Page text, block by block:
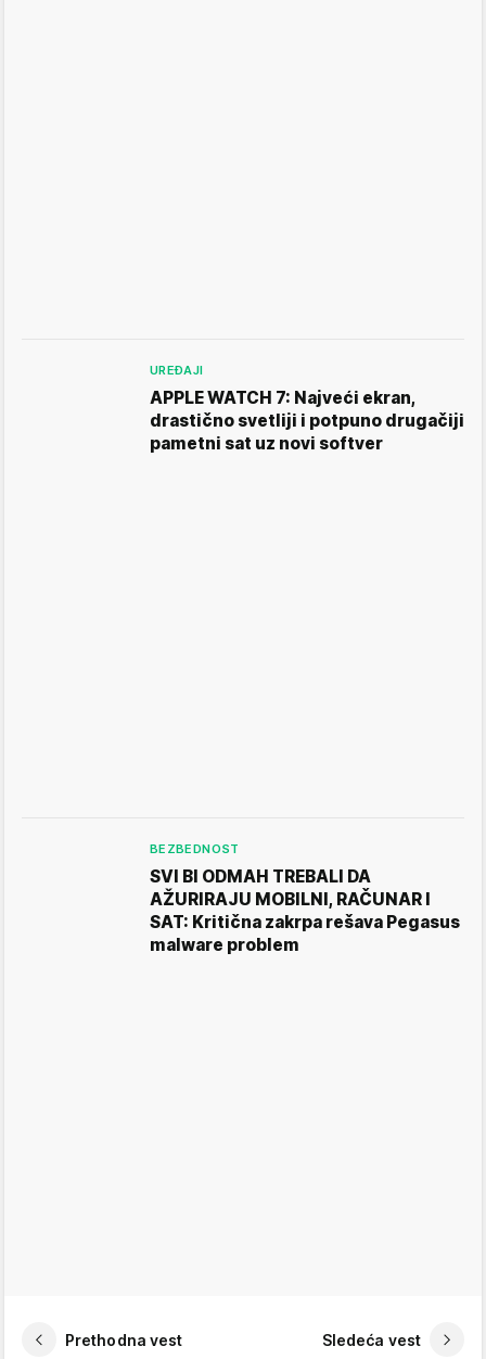
UREĐAJI
APPLE WATCH 7: Najveći ekran,
drastično svetliji i potpuno drugačiji
pametni sat uz novi softver
BEZBEDNOST
SVI BI ODMAH TREBALI DA
AŽURIRAJU MOBILNI, RAČUNAR I
SAT: Kritična zakrpa rešava Pegasus
malware problem
Prethodna vest Sledeća vest